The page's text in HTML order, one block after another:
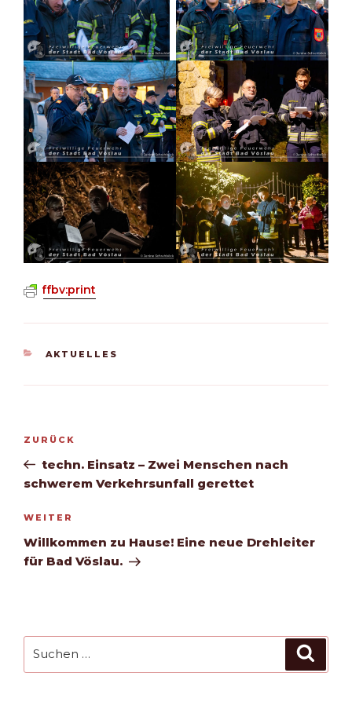
ffbv:print
KATEGORIEN
AKTUELLES
Beitragsnavigation
Vorheriger
Beitrag
ZURÜCK
techn. Einsatz – Zwei Menschen nach
schwerem Verkehrsunfall gerettet
Nächster
Beitrag
WEITER
Willkommen zu Hause! Eine neue Drehleiter
für Bad Vöslau.
nach: